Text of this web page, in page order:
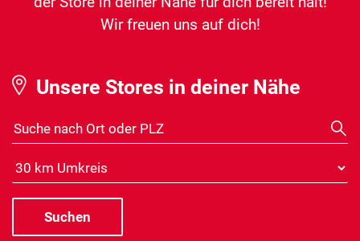
Wir freuen uns auf dich!
Unsere Stores in deiner Nähe
Suche nach Ort oder PLZ
Distanz